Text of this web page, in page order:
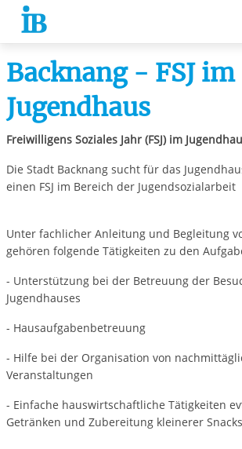
Springe zum Inhalt
Backnang - FSJ im
Jugendhaus
Freiwilligens Soziales Jahr (FSJ) im
Die Stadt Backnang sucht für das
einen FSJ im Bereich der Jugendsozialarbeit
Unter fachlicher Anleitung und Begleitung
gehören folgende Tätigkeiten zu den
- Unterstützung bei der Betreuung der
Jugendhauses
- Hausaufgabenbetreuung
- Hilfe bei der Organisation von
Veranstaltungen
- Einfache hauswirtschaftliche Tätigkeiten
Getränken und Zubereitung kleinerer Snacks